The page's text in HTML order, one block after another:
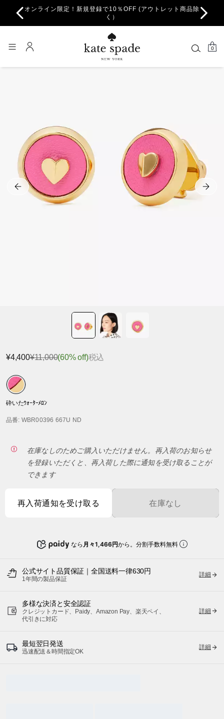
オンライン限定！新規登録で10％OFF (アウトレット商品除
く）
0
¥4,400¥11,000(60% off)税込
砕いたｳｫｰﾀｰﾒﾛﾝ
品番: WBR00396 667U ND
在庫なしのためご購入いただけません。再入荷のお知らせ
を登録いただくと、再入荷した際に通知を受け取ることが
できます
在庫なし
再入荷通知を受け取る
なら 月々1,466円から。分割手数料無料
公式サイト品質保証｜全国送料一律630円
1年間の製品保証
詳細
多様な決済と安全認証
クレジットカード、Paidy、Amazon Pay、楽天ペイ、
代引きに対応
詳細
最短翌日発送
迅速配送＆時間指定OK
詳細